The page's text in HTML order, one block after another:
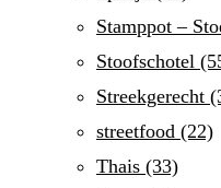
Stamppot –
Stoofschotel
Streekgerecht
streetfood (22)
Thais (33)